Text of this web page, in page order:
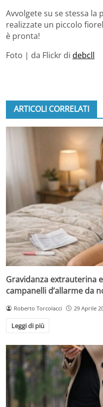
Avvolgete su se stessa la
realizzate un piccolo
è pronta!
Foto | da Flickr di debcll
ARTICOLI CORRELATI
Gravidanza extrauterina
campanelli d’allarme da
Roberto Torcolacci 29 Aprile
Leggi di più